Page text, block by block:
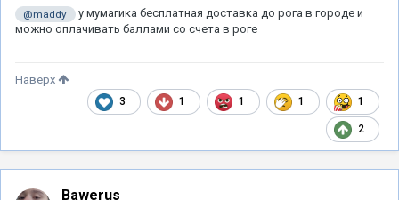
@maddy
у мумагика бесплатная доставка до рога в городе и
можно оплачивать баллами со счета в роге
3 1 1 1 1
2
Наверх
Bawerus